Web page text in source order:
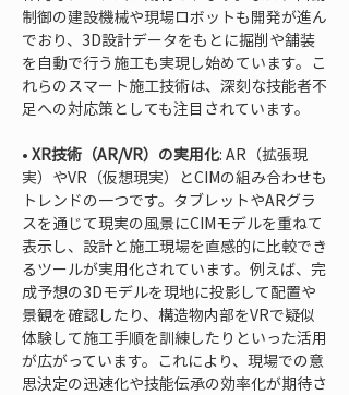
制御の建設機械や現場ロボットも開発が進ん
でおり、3D設計データをもとに掘削や舗装
を自動で行う施工も実現し始めています。こ
れらのスマート施工技術は、深刻な技能者不
• XR技術（AR/VR）の実用化: AR（拡張現
実）やVR（仮想現実）とCIMの組み合わせも
トレンドの一つです。タブレットやARグラ
スを通じて現実の風景にCIMモデルを重ねて
表示し、設計と施工現場を直感的に比較でき
るツールが実用化されています。例えば、完
成予想の3Dモデルを現地に投影して配置や
景観を確認したり、構造物内部をVRで疑似
体験して施工手順を訓練したりといった活用
が広がっています。これにより、現場での意
思決定の迅速化や技能伝承の効率化が期待さ